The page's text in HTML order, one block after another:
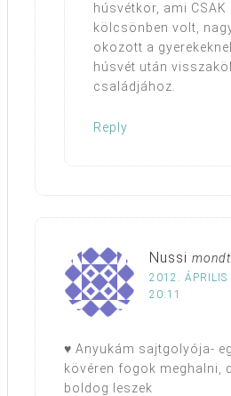
húsvétkor, ami CSAK
kölcsönben volt,
okozott a
húsvét után
családjához.
Reply
Nussi
2012. ÁPRILIS
20:11
♥ Anyukám sajtgolyója-
kövéren fogok meghalni,
boldog leszek